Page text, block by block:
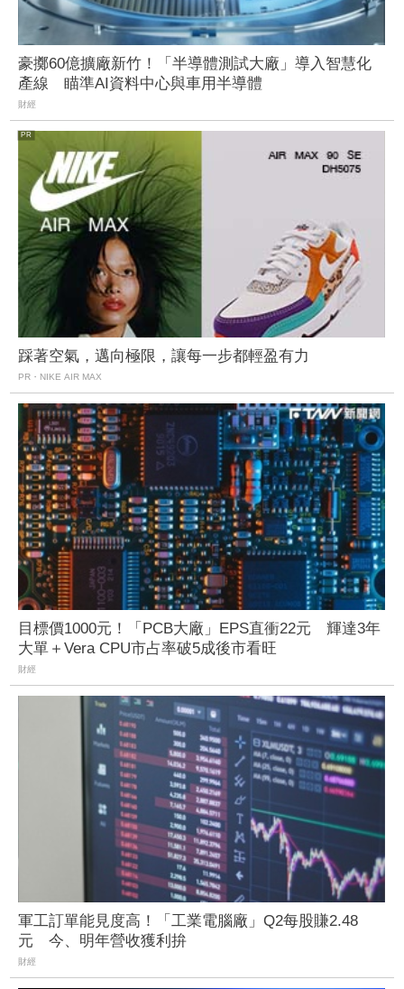
豪擲60億擴廠新竹！「半導體測試大廠」導入智慧化
產線 瞄準AI資料中心與車用半導體
財經
踩著空氣，邁向極限，讓每一步都輕盈有力
PR・NIKE AIR MAX
目標價1000元！「PCB大廠」EPS直衝22元 輝達3年
大單＋Vera CPU市占率破5成後市看旺
財經
軍工訂單能見度高！「工業電腦廠」Q2每股賺2.48
元 今、明年營收獲利拚
財經